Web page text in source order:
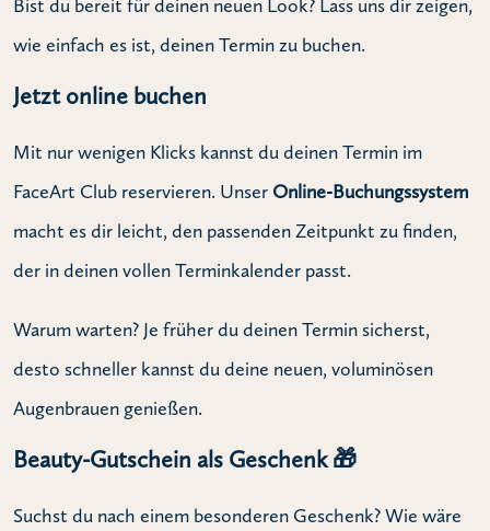
Bist du bereit für deinen neuen Look? Lass uns dir zeigen,
wie einfach es ist, deinen Termin zu buchen.
Jetzt online buchen
Mit nur wenigen Klicks kannst du deinen Termin im
FaceArt Club reservieren. Unser Online-Buchungssystem
macht es dir leicht, den passenden Zeitpunkt zu finden,
der in deinen vollen Terminkalender passt.
Warum warten? Je früher du deinen Termin sicherst,
desto schneller kannst du deine neuen, voluminösen
Augenbrauen genießen.
Beauty-Gutschein als Geschenk 🎁
Suchst du nach einem besonderen Geschenk? Wie wäre